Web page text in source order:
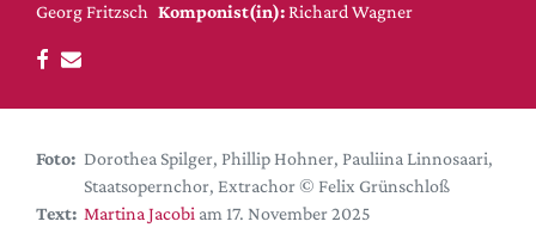
Medientipps
DdB-map
Kalender
Festival-Planer
Hefte
Georg Fritzsch Komponist(in): Richard Wagner
Foto: Dorothea Spilger, Phillip Hohner, Pauliina Linnosaari,
Staatsopernchor, Extrachor © Felix Grünschloß
Text: Martina Jacobi am 17. November 2025